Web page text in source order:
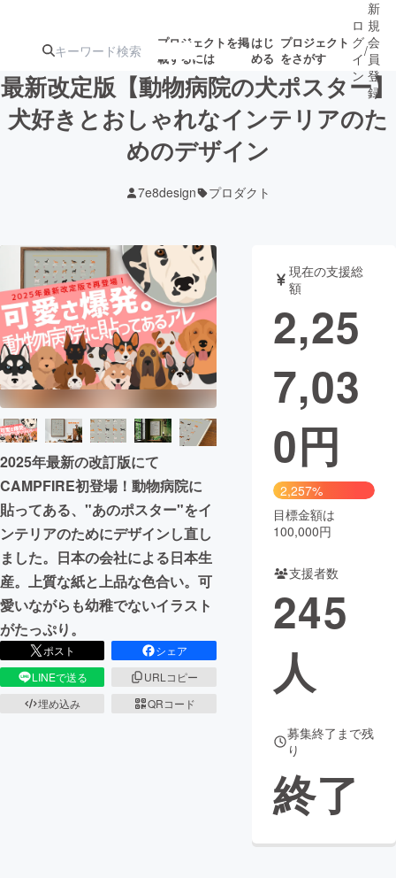
プロジェクトを掲
載するには
はじ
める
プロジェクト
をさがす
注目の新着プロ募集終了が近いプ
テクノロジー・ガジェット
映像・映画 書籍・雑誌
ビジネス・起業 チャレンジ
まちづくり・地域活性化
CAMPFIRE for Social Good
CAMPFIRE Creation
CAMPFIREふるさと納税machi-ya コミュニティ
ロ
グ
イ
ン
/
新
規
会
員
登
録
最新改定版【動物病院の犬ポスター】
犬好きとおしゃれなインテリアのた
めのデザイン
7e8design プロダクト
2025年最新の改訂版にて
CAMPFIRE初登場！動物病院に
貼ってある、"あのポスター"をイ
ンテリアのためにデザインし直し
ました。日本の会社による日本生
産。上質な紙と上品な色合い。可
愛いながらも幼稚でないイラスト
がたっぷり。
ポスト
シェア
LINEで送る
URLコピー
埋め込み
QRコード
現在の支援総
額
2,25
7,03
0円
2,257%
目標金額は
100,000円
支援者数
245
人
募集終了まで残
り
終了